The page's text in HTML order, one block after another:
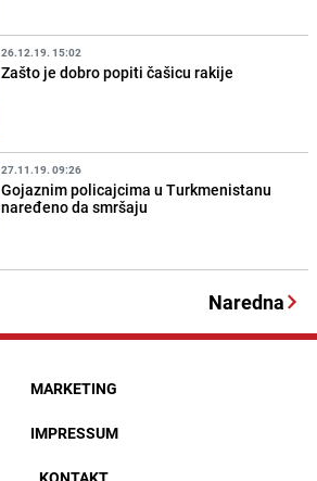
26.12.19. 15:02
Zašto je dobro popiti čašicu rakije
27.11.19. 09:26
Gojaznim policajcima u Turkmenistanu
naređeno da smršaju
Naredna
MARKETING
IMPRESSUM